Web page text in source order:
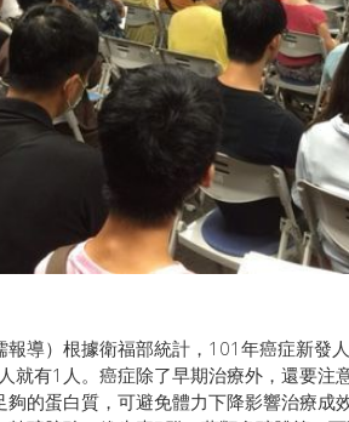
報導）根據衛福部統計，101年癌症新發
就有1人。癌症除了早期治療外，還要注
的蛋白質，可避免體力下降影響治療成